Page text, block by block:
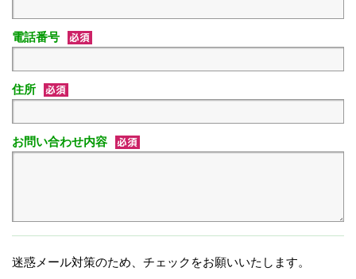
電話番号
住所
お問い合わせ内容
迷惑メール対策のため、チェックをお願いいたします。